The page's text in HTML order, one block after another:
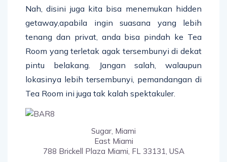
Nah, disini juga kita bisa menemukan hidden
getaway,apabila ingin suasana yang lebih
tenang dan privat, anda bisa pindah ke Tea
Room yang terletak agak tersembunyi di dekat
pintu belakang. Jangan salah, walaupun
lokasinya lebih tersembunyi, pemandangan di
Tea Room ini juga tak kalah spektakuler.
Sugar, Miami
East Miami
788 Brickell Plaza Miami, FL 33131, USA